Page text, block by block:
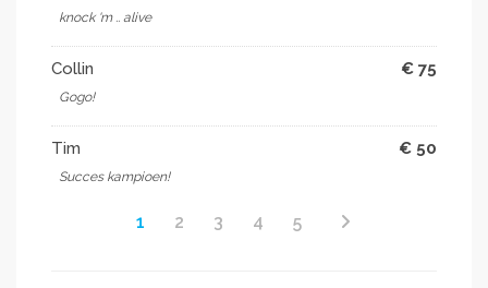
knock 'm .. alive
Collin € 75
Gogo!
Tim € 50
Succes kampioen!
1 2 3 4 5